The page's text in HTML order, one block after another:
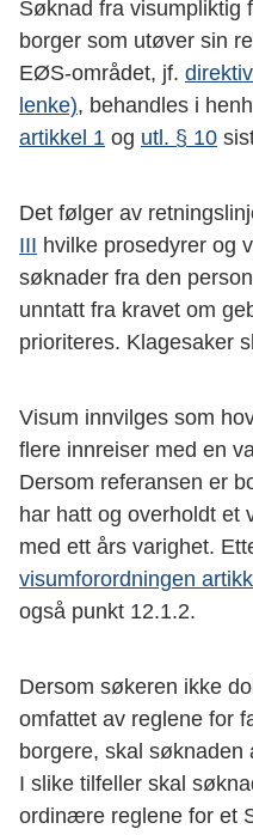
Søknad fra visumpliktig
borger som utøver sin
EØS-området, jf.
lenke), behandles i
artikkel 1 og utl. § 10
Det følger av
III hvilke prosedyrer og
søknader fra den
unntatt fra kravet om
prioriteres. Klagesaker
Visum innvilges som
flere innreiser med en
Dersom referansen er
har hatt og overholdt et
med ett års varighet.
visumforordningen
også punkt 12.1.2.
Dersom søkeren ikke
omfattet av reglene for
borgere, skal søknaden
I slike tilfeller skal
ordinære reglene for et